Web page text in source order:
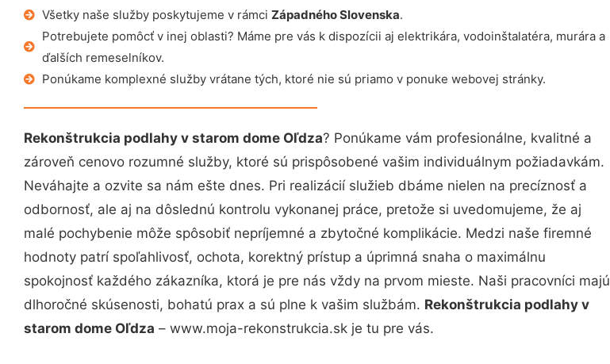
Všetky naše služby poskytujeme v rámci Západného Slovenska.
Potrebujete pomôcť v inej oblasti? Máme pre vás k dispozícii aj elektrikára, vodoinštalatéra, murára a
ďalších remeselníkov.
Ponúkame komplexné služby vrátane tých, ktoré nie sú priamo v ponuke webovej stránky.
Rekonštrukcia podlahy v starom dome Oľdza? Ponúkame vám profesionálne, kvalitné a
zároveň cenovo rozumné služby, ktoré sú prispôsobené vašim individuálnym požiadavkám.
Neváhajte a ozvite sa nám ešte dnes. Pri realizácií služieb dbáme nielen na precíznosť a
odbornosť, ale aj na dôslednú kontrolu vykonanej práce, pretože si uvedomujeme, že aj
malé pochybenie môže spôsobiť nepríjemné a zbytočné komplikácie. Medzi naše firemné
hodnoty patrí spoľahlivosť, ochota, korektný prístup a úprimná snaha o maximálnu
spokojnosť každého zákazníka, ktorá je pre nás vždy na prvom mieste. Naši pracovníci majú
dlhoročné skúsenosti, bohatú prax a sú plne k vašim službám. Rekonštrukcia podlahy v
starom dome Oľdza – www.moja-rekonstrukcia.sk je tu pre vás.